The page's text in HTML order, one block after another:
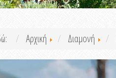
Αρχική Διαμονή